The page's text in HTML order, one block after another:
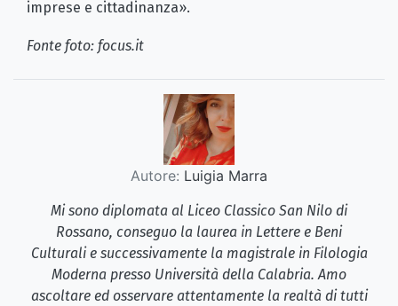
imprese e cittadinanza».
Fonte foto: focus.it
Autore: Luigia Marra
Mi sono diplomata al Liceo Classico San Nilo di
Rossano, conseguo la laurea in Lettere e Beni
Culturali e successivamente la magistrale in Filologia
Moderna presso Università della Calabria. Amo
ascoltare ed osservare attentamente la realtà di tutti